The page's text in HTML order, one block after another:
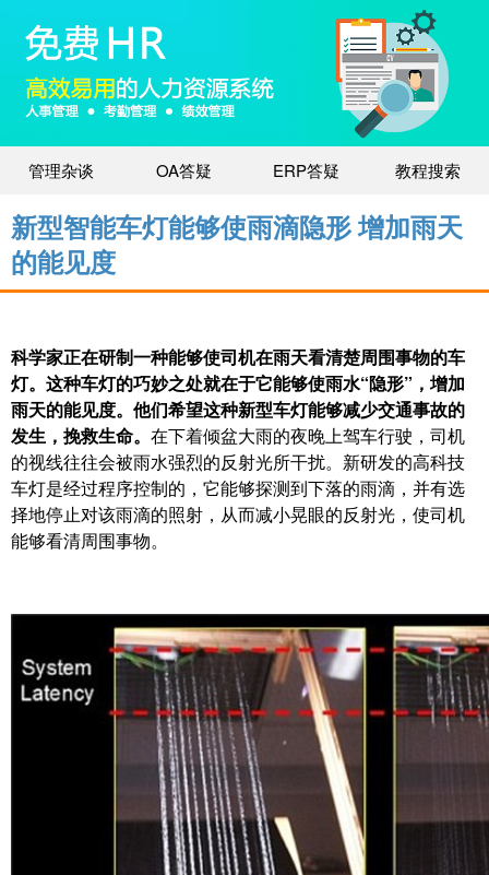
管理杂谈 OA答疑 ERP答疑 教程搜索
新型智能车灯能够使雨滴隐形 增加雨天
的能见度
科学家正在研制一种能够使司机在雨天看清楚周围事物的车
灯。这种车灯的巧妙之处就在于它能够使雨水“隐形”，增加
雨天的能见度。他们希望这种新型车灯能够减少交通事故的
发生，挽救生命。 在下着倾盆大雨的夜晚上驾车行驶，司机
的视线往往会被雨水强烈的反射光所干扰。新研发的高科技
车灯是经过程序控制的，它能够探测到下落的雨滴，并有选
择地停止对该雨滴的照射，从而减小晃眼的反射光，使司机
能够看清周围事物。